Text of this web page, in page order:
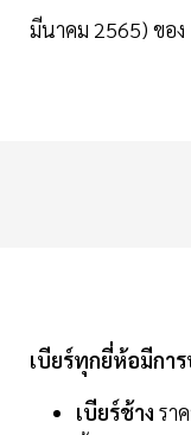
มีนาคม 2565) ขอ
เบียร์ทุกยี่ห้อมีกา
เบียร์ช้าง รา